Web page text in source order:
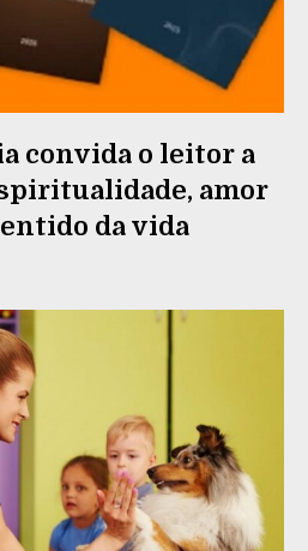
convida o leitor a
amor
da vida